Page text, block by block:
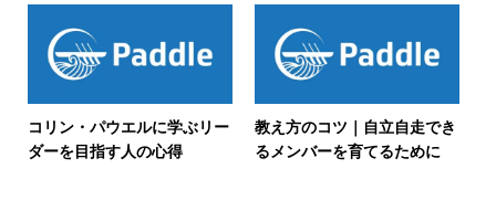
コリン・パウエルに学ぶリー
ダーを目指す人の心得
教え方のコツ｜自立自走でき
るメンバーを育てるために